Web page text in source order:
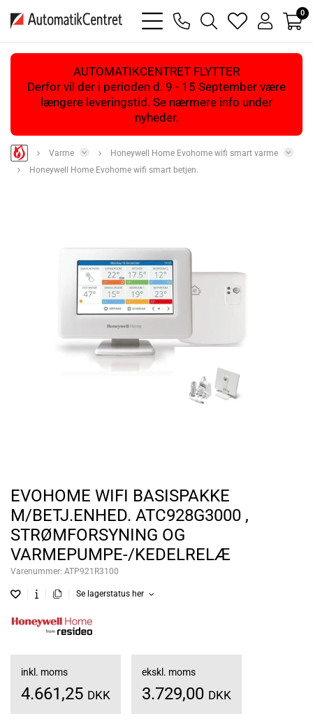
bars
light
phone
magnifying
glass
heart
light
user
light
0
AUTOMATIKCENTRET FLYTTER
Derfor vil der i perioden d. 9 - 15 September være
længere leveringstid. Se nærmere info under
nyheder.
Varme
Honeywell Home Evohome wifi smart varme
Honeywell Home Evohome wifi smart betjen.
EVOHOME WIFI BASISPAKKE
M/BETJ.ENHED. ATC928G3000 ,
STRØMFORSYNING OG
VARMEPUMPE-/KEDELRELÆ
Varenummer: ATP921R3100
Se lagerstatus her
inkl. moms
4.661,25 DKK
ekskl. moms
3.729,00 DKK